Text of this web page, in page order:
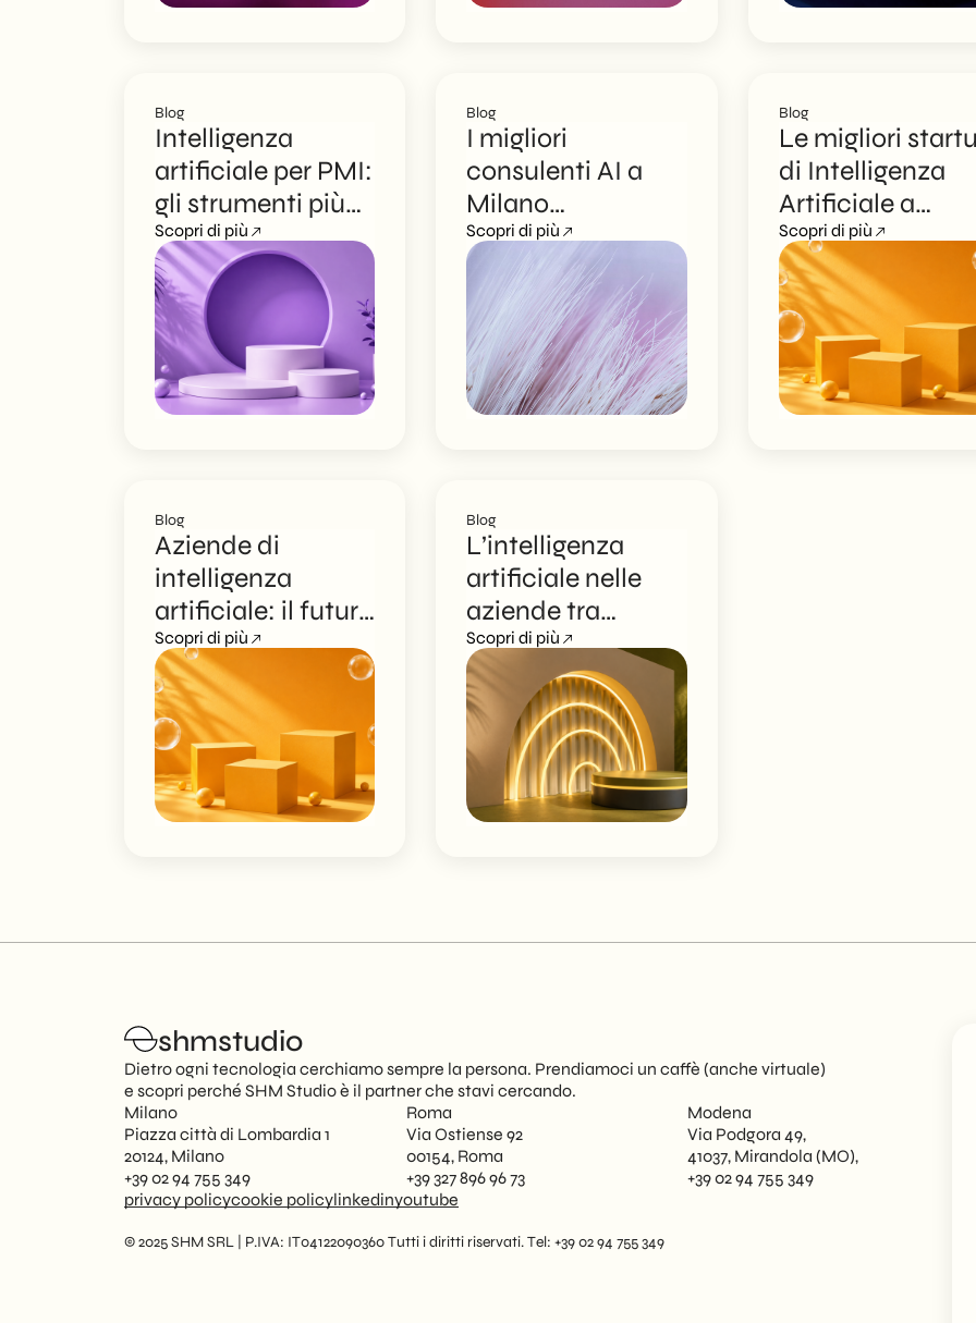
Blog
Intelligenza
artificiale per PMI:
gli strumenti più
utili nel 2026
Scopri di più
Blog
I migliori
consulenti AI a
Milano
specializzati per
startup: la
selezione
strategica del
2026
Scopri di più
Blog
Le migliori
di Intelligenza
Artificiale a
Milano
Scopri di più
Blog
Aziende di
intelligenza
artificiale: il futuro
del lavoro tra
innovazione e
automazione
Scopri di più
Blog
L’intelligenza
artificiale nelle
aziende tra
customer
experience e
chatbot
Scopri di più
shmstudio
Dietro ogni tecnologia cerchiamo sempre la persona. Prendiamoci un caffè (anche virtuale)
e scopri perché SHM Studio è il partner che stavi cercando.
Milano
Piazza città di Lombardia 1
20124, Milano
+39 02 94 755 349
Roma
Via Ostiense 92
00154, Roma
+39 327 896 96 73
Modena
Via Podgora 49,
41037, Mirandola (MO),
+39 02 94 755 349
privacy policycookie policylinkedinyoutube
© 2025 SHM SRL | P.IVA: IT04122090360 Tutti i diritti riservati. Tel: +39 02 94 755 349